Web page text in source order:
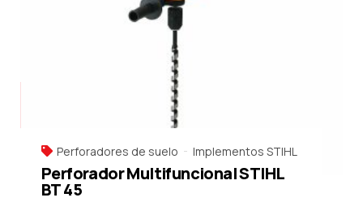
Perforadores de suelo Implementos STIHL
Perforador Multifuncional STIHL
BT 45